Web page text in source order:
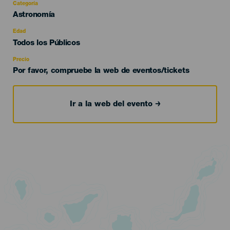
Categoría
Categoría
evento
Astronomía
Edad
Edad
Todos los Públicos
Precio
Por favor, compruebe la web de eventos/tickets
Ir a la web del evento